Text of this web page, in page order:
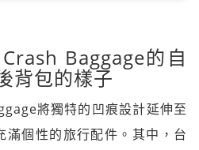
Baggage的自
背包的樣子
將獨特的凹痕設計延伸至
滿個性的旅行配件。其中，台